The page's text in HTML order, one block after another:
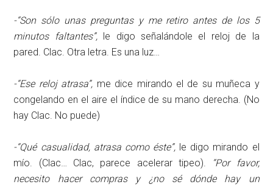
-“Son sólo unas preguntas y me retiro antes de los 5
minutos faltantes”,le digo señalándole el reloj de la
pared. Clac. Otra letra. Es una luz…
-“Ese reloj atrasa”, me dice mirando el de su muñeca y
congelando en el aire el índice de su mano derecha. (No
hay Clac. No puede)
-“Qué casualidad, atrasa como éste”, le digo mirando el
mío. (Clac… Clac, parece acelerar tipeo).
“Por favor,
necesito hacer compras y ¿no sé dónde hay un